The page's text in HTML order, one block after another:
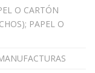
O CARTÓN
PAPEL O